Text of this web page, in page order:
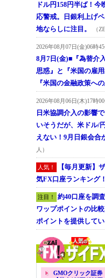
ドル円158円半ば！
応警戒。日銀利上げ
地ならしに注目。
（
2026年08月07日(金)06時
8月7日(金)■『為替介
思惑』と『米国の雇
『米国の金融政策へ
2026年08月06日(木)17時
日米協調介入の影響
いそうだが、米ドル/
えない！9月日銀会
人）
人気！
【毎月更新】
気FX口座ランキング！
注目！
約40口座を調
ワップポイントの比
ポイントを提供して
GMOクリック証券